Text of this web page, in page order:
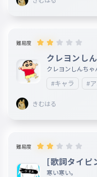
難易度
クレヨンし
クレヨンしんちゃ
#キャラ #
きむはる
難易度
[歌詞タイピ
寒い寒い。